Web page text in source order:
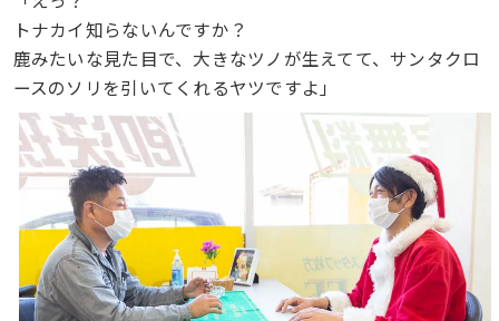
トナカイ知らないんですか？
鹿みたいな見た目で、大きなツノが生えてて、サンタクロ
ースのソリを引いてくれるヤツですよ」